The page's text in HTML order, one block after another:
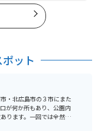
ット
・北広島市の３市にまた
が何か所もあり、公園内
ります。一回では全然回
くの樹木や野生動物を観